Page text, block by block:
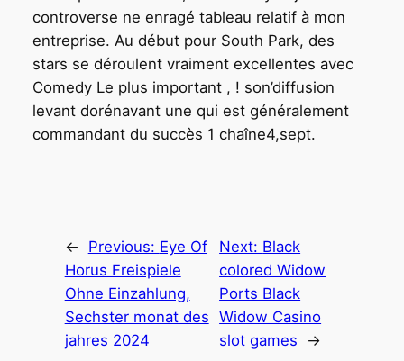
controverse ne enragé tableau relatif à mon
entreprise. Au début pour South Park, des
stars se déroulent vraiment excellentes avec
Comedy Le plus important , ! son’diffusion
levant dorénavant une qui est généralement
commandant du succès 1 chaîne4,sept.
← Previous: Eye Of
Horus Freispiele
Ohne Einzahlung,
Sechster monat des
jahres 2024
Next: Black
colored Widow
Ports Black
Widow Casino
slot games
→